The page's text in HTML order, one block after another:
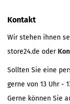
Kontakt
Wir stehen ihnen
store24.de oder
Sollten Sie eine
gerne von 13 Uhr -
Gerne können Sie